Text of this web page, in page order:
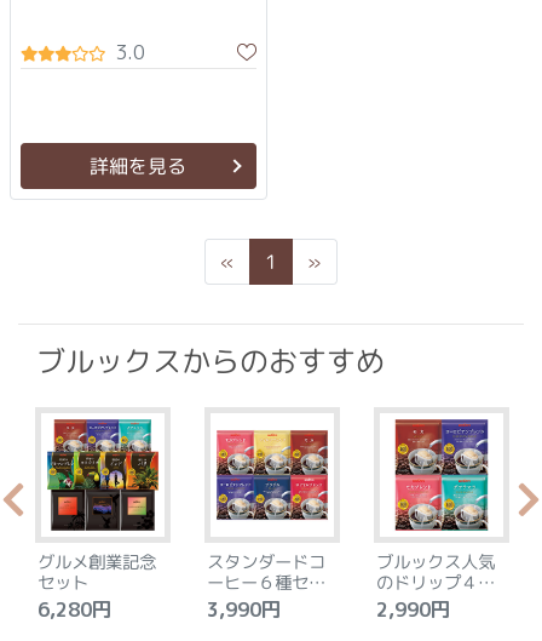
3.0
詳細を見る
« Previous
1 »Next
ブルックスからのおすすめ
グルメ創業記念
セット
6,280円
スタンダードコ
ーヒー６種セッ
ト
3,990円
ブルックス人気
のドリップ４種
セット
2,990円